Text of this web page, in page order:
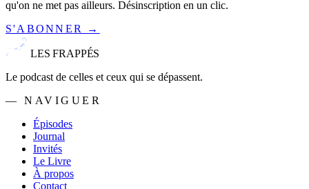
qu'on ne met pas ailleurs. Désinscription en un clic.
S'ABONNER →
LES FRAPPÉS
Le podcast de celles et ceux qui se dépassent.
— NAVIGUER
Épisodes
Journal
Invités
Le Livre
À propos
Contact